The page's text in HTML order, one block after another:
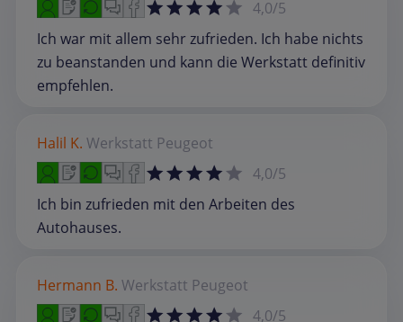
4,0/5
Ich war mit allem sehr zufrieden. Ich habe nichts
zu beanstanden und kann die Werkstatt definitiv
empfehlen.
Halil K. Werkstatt Peugeot
4,0/5
Ich bin zufrieden mit den Arbeiten des
Autohauses.
Hermann B. Werkstatt Peugeot
4,0/5